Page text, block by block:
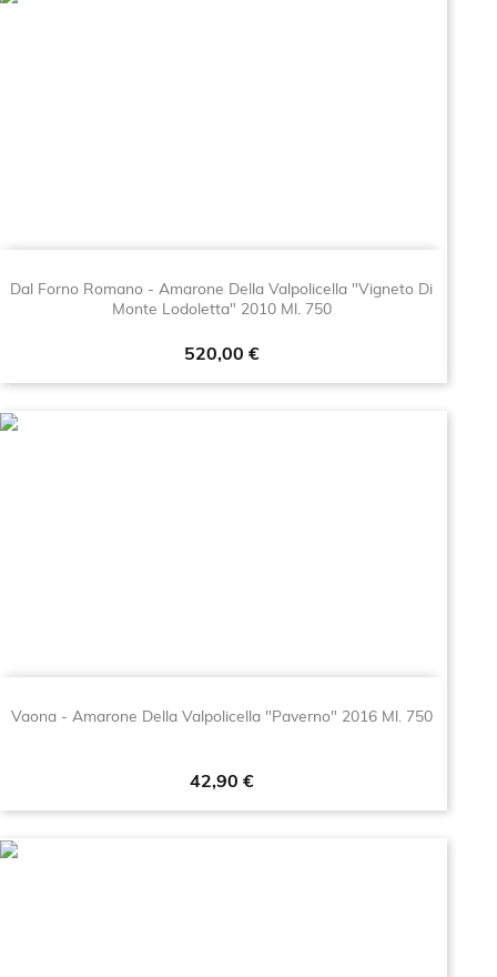
Dal Forno Romano - Amarone Della Valpolicella "Vigneto Di
Monte Lodoletta" 2010 Ml. 750
Prezzo
520,00 €
Vaona - Amarone Della Valpolicella "Paverno" 2016 Ml. 750
Prezzo
42,90 €